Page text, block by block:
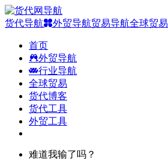
货代导航 外贸导航贸易导航全球贸易
首页
外贸导航
行业导航
全球贸易
货代博客
货代工具
外贸工具
难道我输了吗？